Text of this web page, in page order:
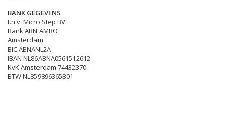
BANK GEGEVENS
t.n.v. Micro Step BV
Bank ABN AMRO
Amsterdam
BIC ABNANL2A
IBAN NL86ABNA0561512612
KvK Amsterdam 74432370
BTW NL859896365B01